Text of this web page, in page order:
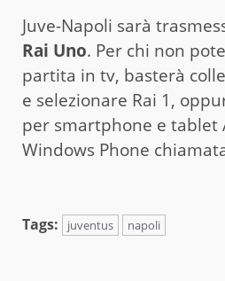
Juve-Napoli sarà
Rai Uno. Per chi non
partita in tv, basterà
e selezionare Rai 1,
per smartphone e tablet
Windows Phone
Tags: juventus napoli